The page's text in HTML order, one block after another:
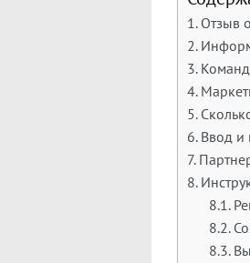
Отзыв
Ввод и